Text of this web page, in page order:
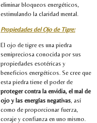
eliminar bloqueos energéticos,
estimulando la claridad mental.
Propiedades del Ojo de Tigre:
El ojo de tigre es una piedra
semipreciosa conocida por sus
propiedades esotéricas y
beneficios energéticos. Se cree que
esta piedra tiene el poder de
proteger contra la envidia, el mal de
ojo y las energías negativas, así
como de proporcionar fuerza,
coraje y confianza en uno mismo.